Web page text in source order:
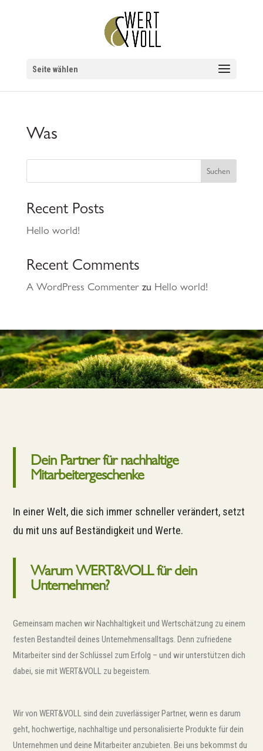
Seite wählen
Was
Suchen
Recent Posts
Hello world!
Recent Comments
A WordPress Commenterzu Hello world!
Dein Partner für nachhaltige
Mitarbeitergeschenke
In einer Welt, die sich immer schneller verändert, setzt
du mit uns auf Beständigkeit und Werte.
Warum WERT&VOLL für dein
Unternehmen?
Gemeinsam machen wir Nachhaltigkeit und Wertschätzung zu einem
festen Bestandteil deines Unternehmensalltags. Denn zufriedene
Mitarbeiter sind der Schlüssel zum Erfolg – und wir unterstützen dich
dabei, sie mit WERT&VOLL zu begeistern.
Wir von WERT&VOLL sind dein zuverlässiger Partner, wenn es darum
geht, hochwertige, nachhaltige und personalisierte Produkte für dein
Unternehmen und deine Mitarbeiter anzubieten. Bei uns bekommst du